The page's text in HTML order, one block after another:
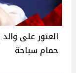
العثور على
حمام سباحة